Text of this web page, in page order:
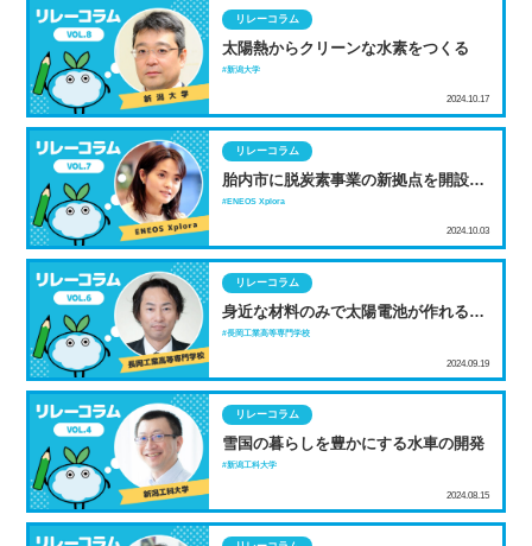
太陽熱からクリーンな水素をつくる
リレーコラム
2024.10.17
新潟大学
胎内市に脱炭素事業の新拠点を開設 中
条共創の森オープンイノベーションラ
リレーコラム
2024.10.03
ENEOS Xplora
身近な材料のみで太陽電池が作れるっ
てコト?!
リレーコラム
2024.09.19
長岡工業高等専門学校
雪国の暮らしを豊かにする水車の開発
リレーコラム
2024.08.15
新潟工科大学